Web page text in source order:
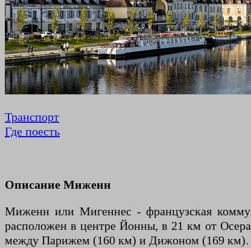
Транспорт
Где поесть
Описание Миженн
Миженн или Мигеннес - французская
расположен в центре Йонны, в 21 км от
между Парижем (160 км) и Дижоном (169 км).